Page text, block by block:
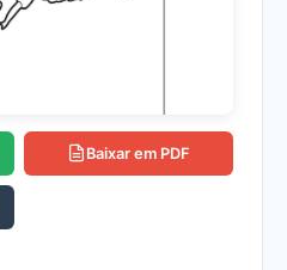
Baixar em PDF